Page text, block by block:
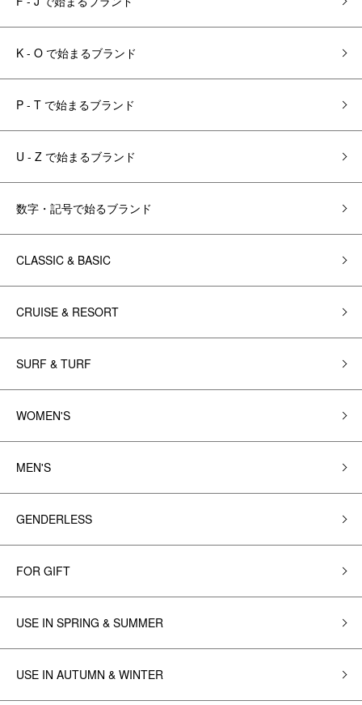
K - O で始まるブランド
P - T で始まるブランド
U - Z で始まるブランド
数字・記号で始るブランド
CLASSIC & BASIC
CRUISE & RESORT
SURF & TURF
WOMEN'S
MEN'S
GENDERLESS
FOR GIFT
USE IN SPRING & SUMMER
USE IN AUTUMN & WINTER